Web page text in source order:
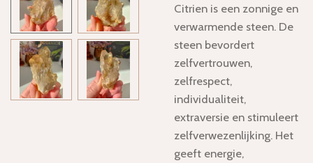
Citrien is een zonnige en
verwarmende steen. De
steen bevordert
zelfvertrouwen,
zelfrespect,
individualiteit,
extraversie en stimuleert
zelfverwezenlijking. Het
geeft energie,